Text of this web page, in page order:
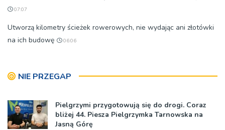
07:07
Utworzą kilometry ścieżek rowerowych, nie wydając ani złotówki
na ich budowę
06:06
NIE PRZEGAP
Pielgrzymi przygotowują się do drogi. Coraz
bliżej 44. Piesza Pielgrzymka Tarnowska na
Jasną Górę